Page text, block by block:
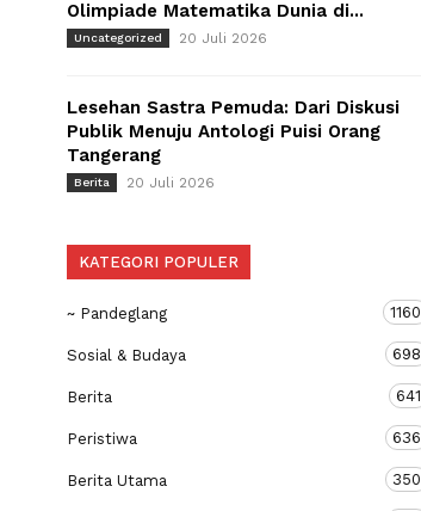
Olimpiade Matematika Dunia di...
Uncategorized 20 Juli 2026
Lesehan Sastra Pemuda: Dari Diskusi
Publik Menuju Antologi Puisi Orang
Tangerang
Berita 20 Juli 2026
KATEGORI POPULER
~ Pandeglang 1160
Sosial & Budaya 698
Berita 641
Peristiwa 636
Berita Utama 350